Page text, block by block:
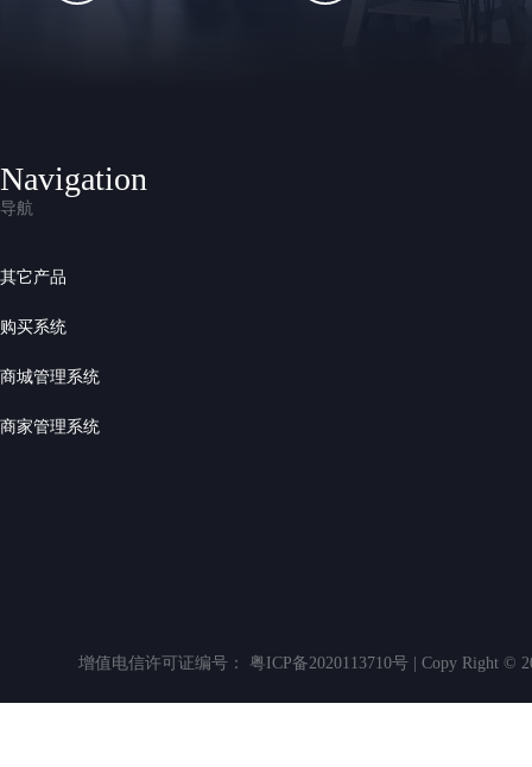
Navigation
导航
其它产品
购买系统
商城管理系统
商家管理系统
增值电信许可证编号： 粤ICP备2020113710号 | Copy Right ©